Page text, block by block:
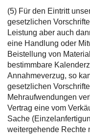
(5) Für den Eintritt
gesetzlichen
Leistung aber auch
eine Handlung oder
Beistellung von
bestimmbare
Annahmeverzug, so
gesetzlichen
Mehraufwendungen
Vertrag eine vom
Sache
weitergehende Rechte